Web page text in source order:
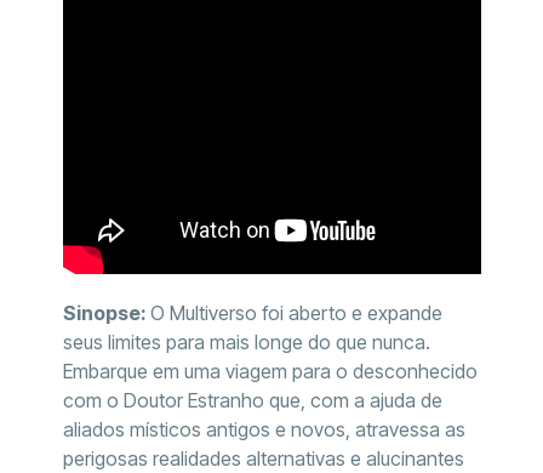
Sinopse: O Multiverso foi aberto e expande
seus limites para mais longe do que nunca.
Embarque em uma viagem para o desconhecido
com o Doutor Estranho que, com a ajuda de
aliados místicos antigos e novos, atravessa as
perigosas realidades alternativas e alucinantes